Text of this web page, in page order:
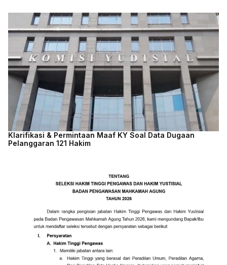
Klarifikasi & Permintaan Maaf KY Soal Data Dugaan
Pelanggaran 121 Hakim